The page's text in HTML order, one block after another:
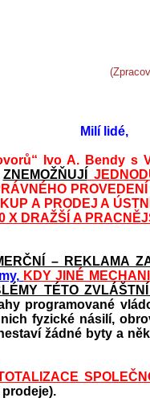
Milí lidé,
Ivo A. Bendy s
ZNEMOŽŇUJÍ
A PRODEJ A
X DRAŽŠÍ A
– REKLAMA
KDY JINÉ
TÉTO
programované
fyzické násilí,
žádné byty a